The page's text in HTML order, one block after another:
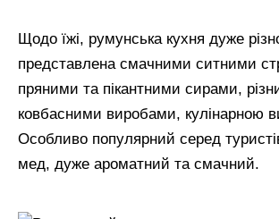
Щодо їжі, румунська кухня дуже
представлена ​​смачними ситними
пряними та пікантними сирами,
ковбасними виробами, кулінарною
Особливо популярний серед
мед, дуже ароматний та смачний.